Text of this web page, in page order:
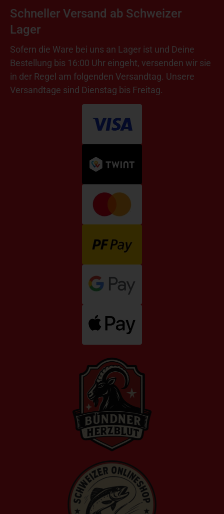
Schneller Versand ab Schweizer
Lager
Sofern die Ware bei uns an Lager ist und Deine
Bestellung bis 16:00 Uhr eingeht, versenden wir sie
in der Regel am folgenden Versandtag. Unsere
Versandtage sind Dienstag bis Freitag.